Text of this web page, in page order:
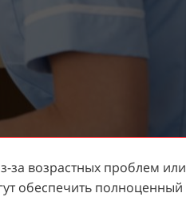
за возрастных проблем или
обеспечить полноценный